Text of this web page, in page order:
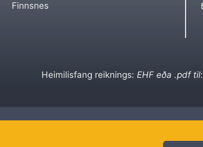
Finnsnes
Heimilisfang reiknings: EHF eða .pdf til: